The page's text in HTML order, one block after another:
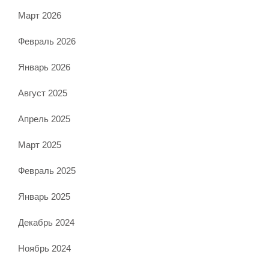
Март 2026
Февраль 2026
Январь 2026
Август 2025
Апрель 2025
Март 2025
Февраль 2025
Январь 2025
Декабрь 2024
Ноябрь 2024